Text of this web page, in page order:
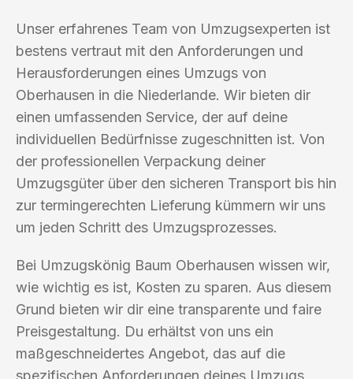
Unser erfahrenes Team von Umzugsexperten ist
bestens vertraut mit den Anforderungen und
Herausforderungen eines Umzugs von
Oberhausen in die Niederlande. Wir bieten dir
einen umfassenden Service, der auf deine
individuellen Bedürfnisse zugeschnitten ist. Von
der professionellen Verpackung deiner
Umzugsgüter über den sicheren Transport bis hin
zur termingerechten Lieferung kümmern wir uns
um jeden Schritt des Umzugsprozesses.
Bei Umzugskönig Baum Oberhausen wissen wir,
wie wichtig es ist, Kosten zu sparen. Aus diesem
Grund bieten wir dir eine transparente und faire
Preisgestaltung. Du erhältst von uns ein
maßgeschneidertes Angebot, das auf die
spezifischen Anforderungen deines Umzugs